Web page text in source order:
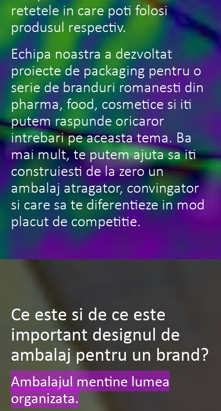
retetele in care poti folosi
produsul respectiv.
Echipa noastra a dezvoltat
proiecte de packaging pentru o
serie de branduri romanesti din
pharma, food, cosmetice si iti
putem raspunde oricaror
intrebari pe aceasta tema. Ba
mai mult, te putem ajuta sa iti
construiesti de la zero un
ambalaj atragator, convingator
si care sa te diferentieze in mod
placut de competitie.
Ce este si de ce este
important designul de
ambalaj pentru un brand?
Ambalajul mentine lumea
organizata.